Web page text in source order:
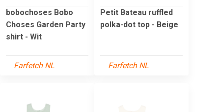
bobochoses Bobo
Choses Garden Party
shirt - Wit
Farfetch NL
Petit Bateau ruffled
polka-dot top - Beige
Farfetch NL